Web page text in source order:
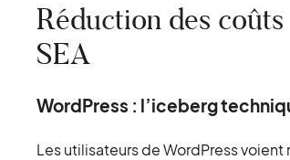
Réduction des
SEA
WordPress : l’iceberg
Les utilisateurs de WordPress